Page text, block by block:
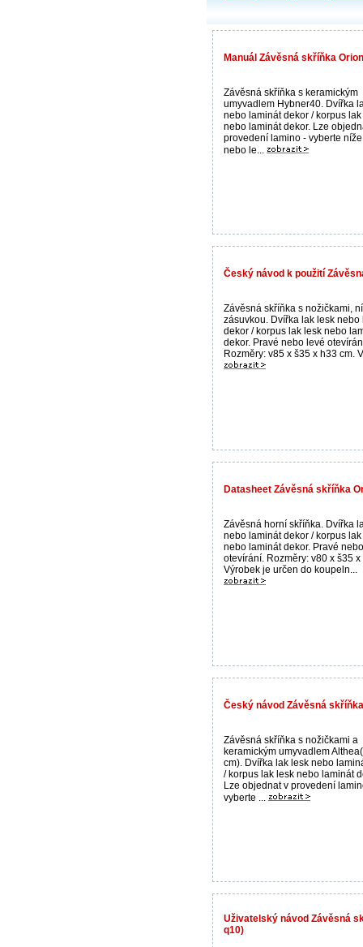
Manuál Závěsná skříňka
Závěsná skříňka s keramickým
umyvadlem Hybner40. Dvířka
nebo laminát dekor / korpus
nebo laminát dekor. Lze
provedení lamino - vyberte
nebo le...
Český návod k použití
Závěsná skříňka s nožičkami,
zásuvkou. Dvířka lak lesk nebo
dekor / korpus lak lesk nebo
dekor. Pravé nebo levé
Rozměry: v85 x š35 x h33 cm.
Datasheet Závěsná skříňka
Závěsná horní skříňka. Dvířka
nebo laminát dekor / korpus
nebo laminát dekor. Pravé
otevírání. Rozměry: v80 x š35 x
Výrobek je určen do koupeln...
Český návod Závěsná
Závěsná skříňka s nožičkami a
keramickým umyvadlem
cm). Dvířka lak lesk nebo
/ korpus lak lesk nebo laminát
Lze objednat v provedení
vyberte ...
Uživatelský návod Závěsná
q10)